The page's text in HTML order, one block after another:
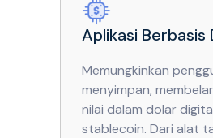
Aplikasi Berbasis
Memungkinkan
menyimpan,
nilai dalam dolar
stablecoin. Dari alat